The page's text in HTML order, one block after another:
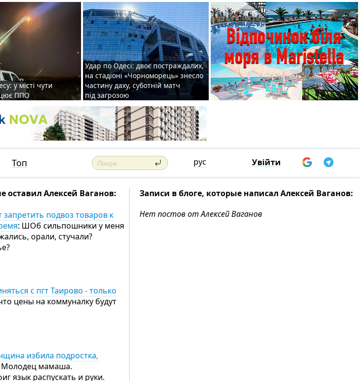
у місті чути
ППО
Удар по Одесі: двоє постраждалих,
на стадіоні «Чорноморець» знесло
частину даху, суботній матч
під загрозою
Топ рус Увійти
Алексей Ваганов:
подвоз товаров к
: ШОб сильпошники у меня
орали, стучали?
с пгт Таирово - только
цены на коммуналку будут
избила подростка,
Молодец мамаша.
язык распускать и руки.
Записи в блоге, которые написал Алексей Ваганов:
Нет постов от Алексей Ваганов